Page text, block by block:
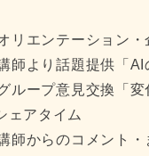
エンテーション・
より話題提供「AI
ープ意見交換「変
イム
からのコメント・